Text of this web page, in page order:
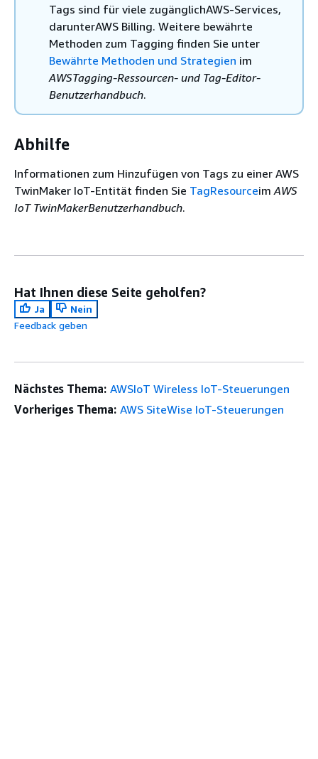
Tags sind für viele zugänglichAWS-Services,
darunterAWS Billing. Weitere bewährte
Methoden zum Tagging finden Sie unter
Bewährte Methoden und Strategien im
AWSTagging-Ressourcen- und Tag-Editor-
Benutzerhandbuch.
Abhilfe
Informationen zum Hinzufügen von Tags zu einer AWS
TwinMaker IoT-Entität finden Sie TagResourceimAWS
IoT TwinMakerBenutzerhandbuch.
Hat Ihnen diese Seite geholfen?
Ja
Nein
Feedback geben
Nächstes Thema: AWSIoT Wireless IoT-Steuerungen
Vorheriges Thema: AWS SiteWise IoT-Steuerungen